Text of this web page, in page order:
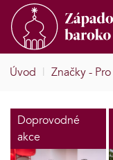
Úvod | Značky -
Doprovodné
akce